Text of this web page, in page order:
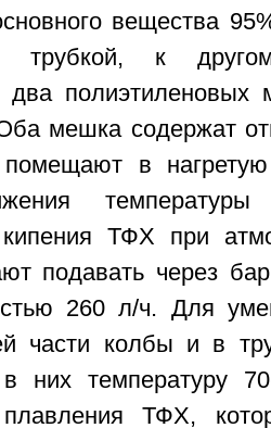
вещества
трубкой, к
два полиэтиленовых
мешка содержат
помещают в
кипения ТФХ при
подавать через
260 л/ч. Для
части колбы и в
них температуру
ТФХ,